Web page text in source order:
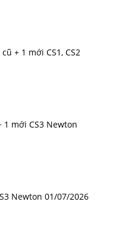
+ 1 mới CS1, CS2
mới CS3 Newton
Newton 01/07/2026